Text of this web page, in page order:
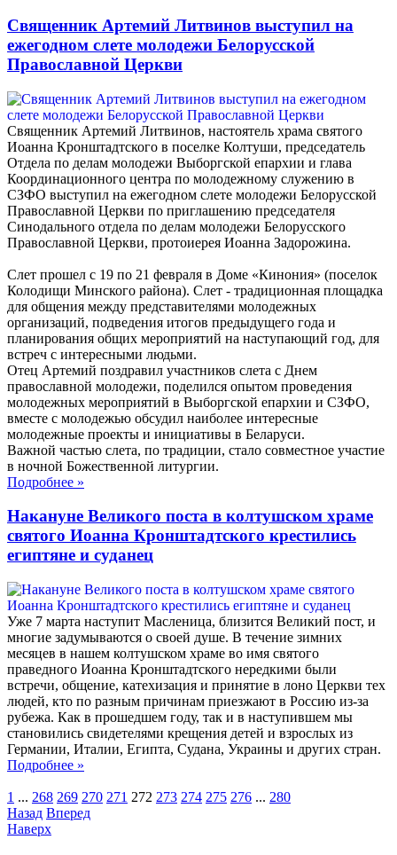
Священник Артемий Литвинов выступил на
ежегодном слете молодежи Белорусской
Православной Церкви
Священник Артемий Литвинов, настоятель храма святого
Иоанна Кронштадтского в поселке Колтуши, председатель
Отдела по делам молодежи Выборгской епархии и глава
Координационного центра по молодежному служению в
СЗФО выступил на ежегодном слете молодежи Белорусской
Православной Церкви по приглашению председателя
Синодального отдела по делам молодежи Белорусского
Православной Церкви, протоиерея Иоанна Задорожина.
Слет прошел с 19 по 21 февраля в Доме «Кинония» (поселок
Колодищи Минского района). Слет - традиционная площадка
для общения между представителями молодежных
организаций, подведения итогов предыдущего года и
планирования общих мероприятий на наступающий год, для
встреч с интересными людьми.
Отец Артемий поздравил участников слета с Днем
православной молодежи, поделился опытом проведения
молодежных мероприятий в Выборгской епархии и СЗФО,
вместе с молодежью обсудил наиболее интересные
молодежные проекты и инициативы в Беларуси.
Важной частью слета, по традиции, стало совместное участие
в ночной Божественной литургии.
Подробнее »
Накануне Великого поста в колтушском храме
святого Иоанна Кронштадтского крестились
египтяне и суданец
Уже 7 марта наступит Масленица, близится Великий пост, и
многие задумываются о своей душе. В течение зимних
месяцев в нашем колтушском храме во имя святого
праведного Иоанна Кронштадтского нередкими были
встречи, общение, катехизация и принятие в лоно Церкви тех
людей, кто по разным причинам приезжают в Россию из-за
рубежа. Как в прошедшем году, так и в наступившем мы
становились свидетелями крещения детей и взрослых из
Германии, Италии, Египта, Судана, Украины и других стран.
Подробнее »
1 ... 268 269 270 271 272 273 274 275 276 ... 280
Назад Вперед
Наверх